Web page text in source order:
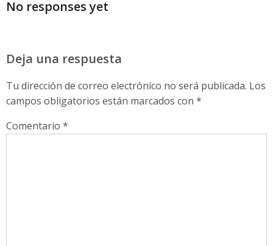
No responses yet
Deja una respuesta
Tu dirección de correo electrónico no será publicada. Los
campos obligatorios están marcados con *
Comentario *